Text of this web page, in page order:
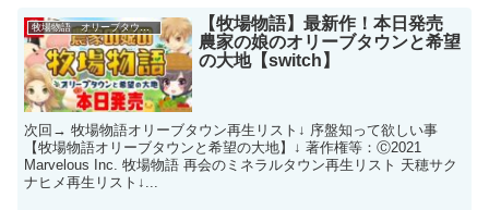
牧場物語 オリーブタウンと希望の大地
【牧場物語】最新作！本日発売
農家の娘のオリーブタウンと希望
の大地【switch】
次回→ 牧場物語オリーブタウン再生リスト↓ 序盤知って欲しい事
【牧場物語オリーブタウンと希望の大地】↓ 著作権等：Ⓒ2021
Marvelous Inc. 牧場物語 再会のミネラルタウン再生リスト 天穂サク
ナヒメ再生リスト↓...